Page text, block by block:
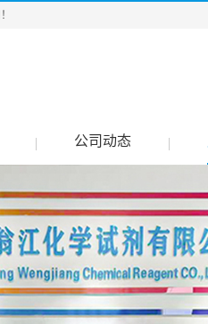
公司动态